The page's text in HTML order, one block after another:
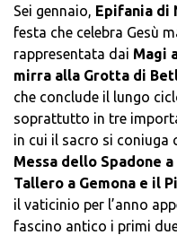
Sei gennaio, Epifania di
festa che celebra Gesù
rappresentata dai Magi
mirra alla Grotta di
che conclude il lungo
soprattutto in tre
in cui il sacro si coniuga
Messa dello Spadone
Tallero a Gemona e il
il vaticinio per l’anno
fascino antico i primi